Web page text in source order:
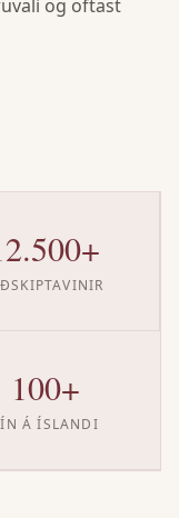
og oftast
100+
Á ÍSLANDI